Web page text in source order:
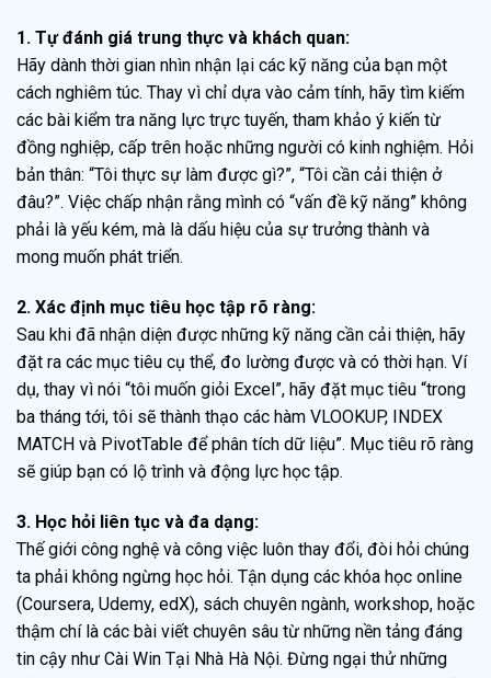
1. Tự đánh giá trung thực và khách quan:
Hãy dành thời gian nhìn nhận lại các kỹ năng của bạn một
cách nghiêm túc. Thay vì chỉ dựa vào cảm tính, hãy tìm kiếm
các bài kiểm tra năng lực trực tuyến, tham khảo ý kiến từ
đồng nghiệp, cấp trên hoặc những người có kinh nghiệm. Hỏi
bản thân: “Tôi thực sự làm được gì?”, “Tôi cần cải thiện ở
đâu?”. Việc chấp nhận rằng mình có “vấn đề kỹ năng” không
phải là yếu kém, mà là dấu hiệu của sự trưởng thành và
mong muốn phát triển.
2. Xác định mục tiêu học tập rõ ràng:
Sau khi đã nhận diện được những kỹ năng cần cải thiện, hãy
đặt ra các mục tiêu cụ thể, đo lường được và có thời hạn. Ví
dụ, thay vì nói “tôi muốn giỏi Excel”, hãy đặt mục tiêu “trong
ba tháng tới, tôi sẽ thành thạo các hàm VLOOKUP, INDEX
MATCH và PivotTable để phân tích dữ liệu”. Mục tiêu rõ ràng
sẽ giúp bạn có lộ trình và động lực học tập.
3. Học hỏi liên tục và đa dạng:
Thế giới công nghệ và công việc luôn thay đổi, đòi hỏi chúng
ta phải không ngừng học hỏi. Tận dụng các khóa học online
(Coursera, Udemy, edX), sách chuyên ngành, workshop, hoặc
thậm chí là các bài viết chuyên sâu từ những nền tảng đáng
tin cậy như Cài Win Tại Nhà Hà Nội. Đừng ngại thử những